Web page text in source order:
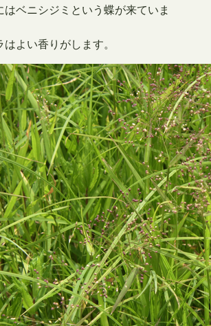
はベニシジミという蝶が来ていま
よい香りがします。